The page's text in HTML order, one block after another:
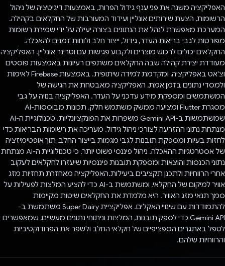
האפליקציה משנה את פני ענף גידול הפרות, באמצעות דיגיטציה של ניהול
הרשומות, הצעת שירותים אונליין ועידוד המעורבות של החקלאים בקהילה.
המערכת מאפשרת לנהל את הנתונים בצורה יעילה על ידי שמירת רשומות
מפורטות לגבי בריאות העדר, גידול, ייצור חלב ולוחות זמנים להאכלה.
החקלאים יכולים לרכוש מוצרים ולקבוע פגישות עם וטרינר אונליין. האפליקציה
מעודדת יצירת קהילה שבה החקלאים משתפים רעיונות באמצעות פוסטים
וצ'אט באפליקציה, ומקדמת למידה שיתופית. באמצעות Firebase לאימות
ולמסדי נתונים בזמן אמת, האפליקציה מאבטחת את הגישה של
המשתמשים ומספקת מידע עדכני על העדר. האפליקציה בנויה על גבי
מסגרת Flutter ומציעה ממשק משתמש חלק. תכונות מבוססות-AI
שמשתמשות ב-Gemini API משפרות את הפונקציונליות. טכנולוגיית ה-AI
מנתחת נתוני ההזרעה לצורכי ניהול גידול, מעריכה את רשומות הבריאות כדי
לחזות בעיות ומספקת תובנות לגבי מגמות בייצור החלב, תוך אופטימיזציה
של אסטרטגיות ההאכלה. ניהול פיננסי פשוט יותר, כי טכנולוגיית ה-AI מנתחת
נתוני הכנסות והוצאות ומספקת תובנות פיננסיות שיעזרו לחקלאים לעקוב
אחרי הרווחיות ולתכנן תקציבים ביעילות.האפליקציה מאחזרת תחזיות מזג
אוויר למיקום של החקלאי, ומשתמשת ב-AI כדי להציע המלצות לפעילות על
סמך תנאי מזג האוויר. היא מלמדת את החקלאים שיטות מקיימות
להתמודדות עם שינויי האקלים. אפליקציית Super Dairy משתמשת ב-
Gemini API כדי לספק תובנות, המלצות וניתוחי נתונים מעשיים, שמאפשרים
לטפל באתגרים הספציפיים של חקלאי החלב ולשפר את הפרודוקטיביות
והרווחיות שלהם.